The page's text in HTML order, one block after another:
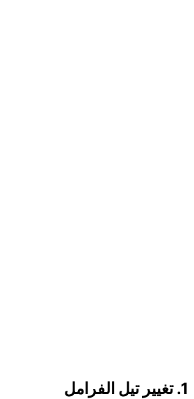
1. تغيير تيل الفرامل